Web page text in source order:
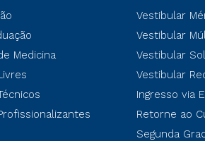
Medicina
Vestibular
Vestibular
Vestibular
Vestibular
Ingresso via
Retorne ao
Segunda